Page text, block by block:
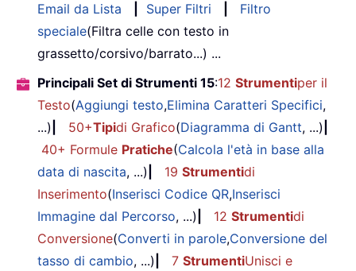
Email da Lista
Super Filtri
Filtro
speciale(Filtra celle con testo in
grassetto/corsivo/barrato...) ...
Principali Set di Strumenti 15:12 Strumentiper il
Testo(Aggiungi testo,Elimina Caratteri Specifici,
...)
50+Tipidi Grafico(Diagramma di Gantt, ...)
40+ Formule Pratiche(Calcola l'età in base alla
data di nascita, ...) 19 Strumentidi
Inserimento(Inserisci Codice QR,Inserisci
Immagine dal Percorso, ...) 12 Strumentidi
Conversione(Converti in parole,Conversione del
tasso di cambio, ...) 7 StrumentiUnisci e